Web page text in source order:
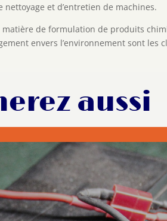
et d’entretien de machines.
de formulation de produits
envers l’environnement sont les
aussi